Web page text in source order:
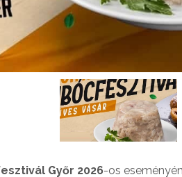
Győr 2026-os